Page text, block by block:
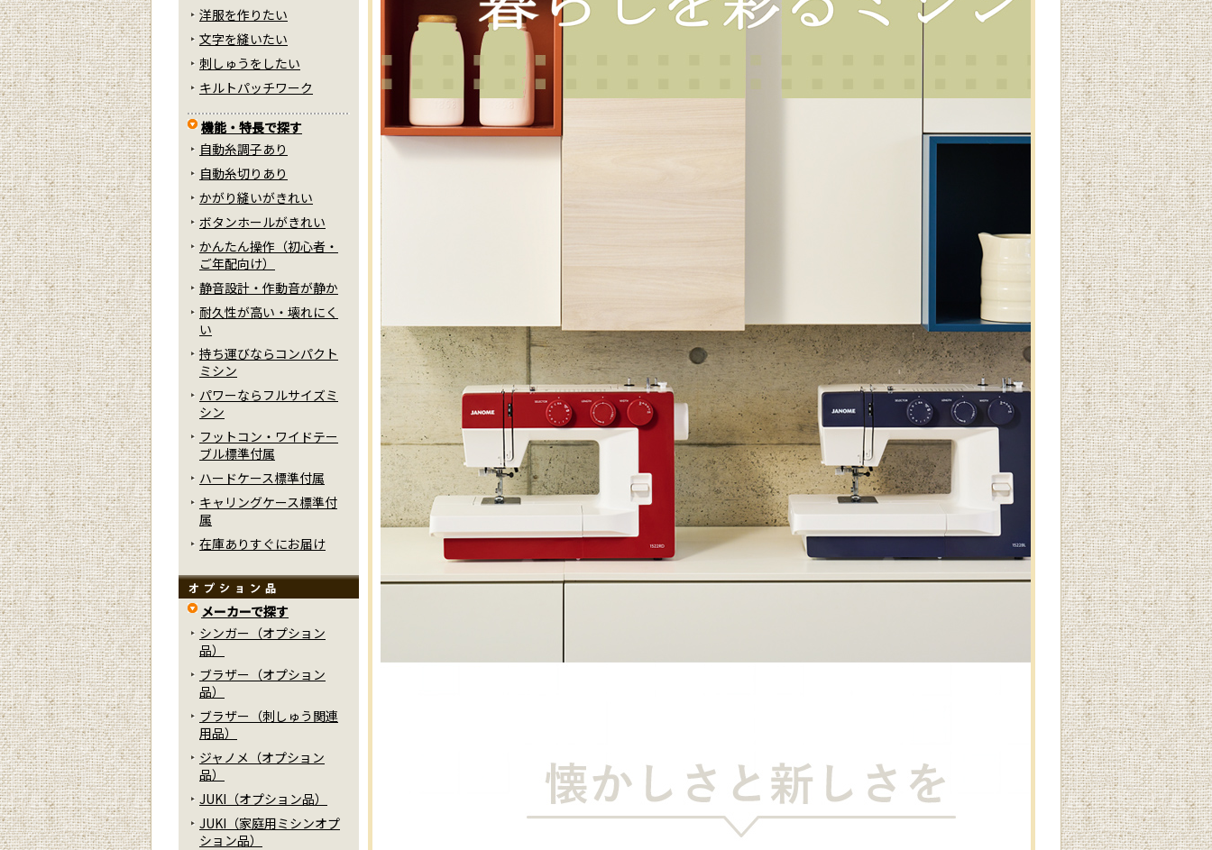
洋服を作りたい
文字を縫いたい
刺しゅうをしたい
キルトパッチワーク
機能・特長で探す
自動糸調子あり
自動糸切りあり
かがり縫いがきれい
ボタンホールがきれい
かんたん操作（初心者・
ご年配向け）
静音設計・作動音が静か
耐久性が高い・壊れにく
い
持ち運びならコンパクト
ミシン
パワーならフルサイズミ
シン
フットコン・ワイドテー
ブル標準付属
ハードケース標準付属
キャリングケース標準付
属
在庫ありすぐにお届け
メーカーで探す
シンガー（オプション
品）
ブラザー（オプション
品）
ブラザー（刺しゅう関連
用品）
ジャノメ（オプション
品）
JUKI（オプション品）
JUKI（家庭用ミシンオプ
ション品）